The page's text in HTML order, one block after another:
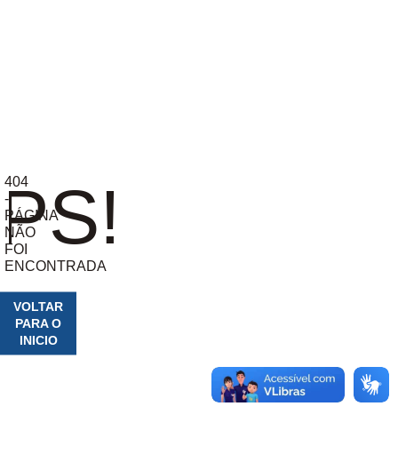
404
-
PÁGINA
NÃO
FOI
ENCONTRADA
VOLTAR
PARA O
INICIO